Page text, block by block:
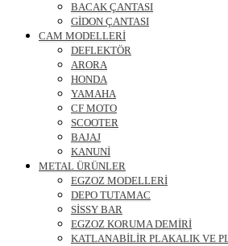
BACAK ÇANTASI
GİDON ÇANTASI
CAM MODELLERİ
DEFLEKTÖR
ARORA
HONDA
YAMAHA
CF MOTO
SCOOTER
BAJAJ
KANUNİ
METAL ÜRÜNLER
EGZOZ MODELLERİ
DEPO TUTAMAC
SİSSY BAR
EGZOZ KORUMA DEMİRİ
KATLANABİLİR PLAKALIK VE